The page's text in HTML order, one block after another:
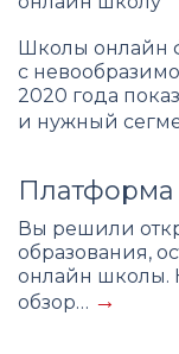
Школы онлайн
с
2020 года
и нужный
Вы решили
образования,
онлайн школы.
обзор… →